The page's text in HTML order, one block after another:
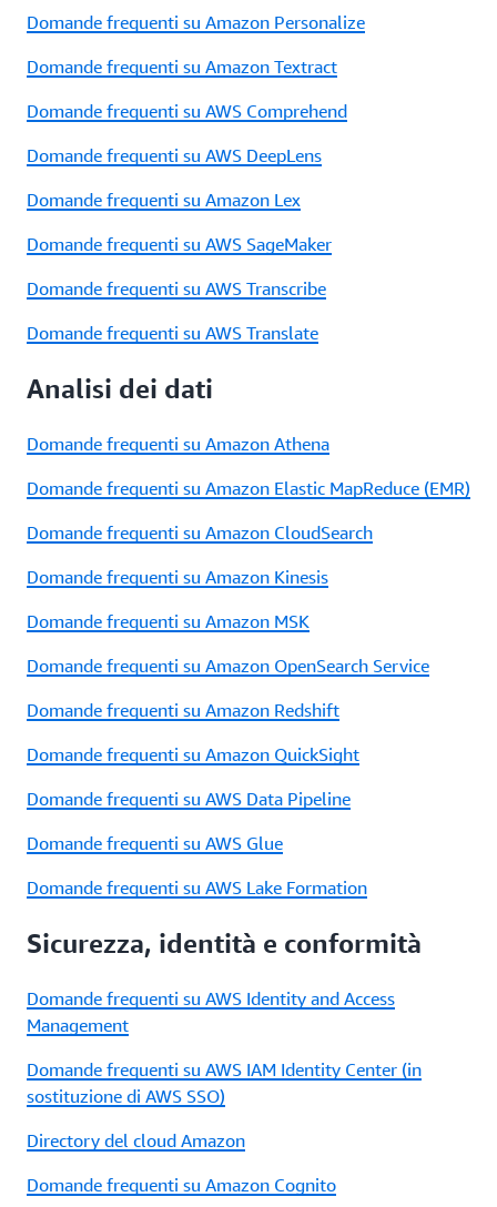
Domande frequenti su Amazon Personalize
Domande frequenti su Amazon Textract
Domande frequenti su AWS Comprehend
Domande frequenti su AWS DeepLens
Domande frequenti su Amazon Lex
Domande frequenti su AWS SageMaker
Domande frequenti su AWS Transcribe
Domande frequenti su AWS Translate
Analisi dei dati
Domande frequenti su Amazon Athena
Domande frequenti su Amazon Elastic MapReduce (EMR)
Domande frequenti su Amazon CloudSearch
Domande frequenti su Amazon Kinesis
Domande frequenti su Amazon MSK
Domande frequenti su Amazon OpenSearch Service
Domande frequenti su Amazon Redshift
Domande frequenti su Amazon QuickSight
Domande frequenti su AWS Data Pipeline
Domande frequenti su AWS Glue
Domande frequenti su AWS Lake Formation
Sicurezza, identità e conformità
Domande frequenti su AWS Identity and Access
Management
Domande frequenti su AWS IAM Identity Center (in
sostituzione di AWS SSO)
Directory del cloud Amazon
Domande frequenti su Amazon Cognito